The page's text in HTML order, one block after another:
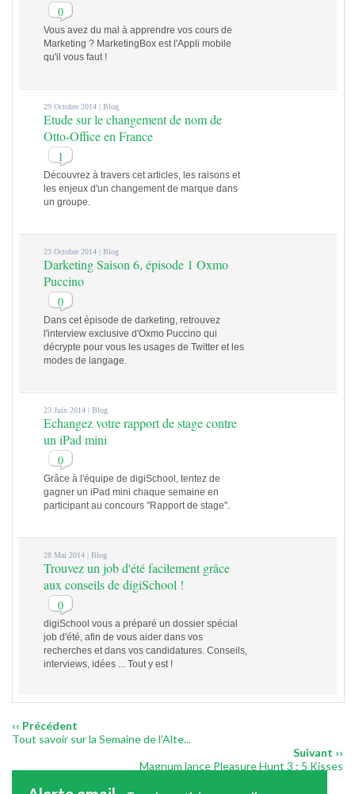
0
Vous avez du mal à apprendre vos cours de
Marketing ? MarketingBox est l'Appli mobile
qu'il vous faut !
29 Octobre 2014 |Blog
Etude sur le changement de nom de
Otto-Office en France
1
Découvrez à travers cet articles, les raisons et
les enjeux d'un changement de marque dans
un groupe.
23 Octobre 2014 |Blog
Darketing Saison 6, épisode 1 Oxmo
Puccino
0
Dans cet épisode de darketing, retrouvez
l'interview exclusive d'Oxmo Puccino qui
décrypte pour vous les usages de Twitter et les
modes de langage.
23 Juin 2014 |Blog
Echangez votre rapport de stage contre
un iPad mini
0
Grâce à l'équipe de digiSchool, tentez de
gagner un iPad mini chaque semaine en
participant au concours "Rapport de stage".
28 Mai 2014 |Blog
Trouvez un job d'été facilement grâce
aux conseils de digiSchool !
0
digiSchool vous a préparé un dossier spécial
job d'été, afin de vous aider dans vos
recherches et dans vos candidatures. Conseils,
interviews, idées ... Tout y est !
‹‹ Précédent
Tout savoir sur la Semaine de l’Alte...
Suivant ››
Magnum lance Pleasure Hunt 3 : 5 Kisses